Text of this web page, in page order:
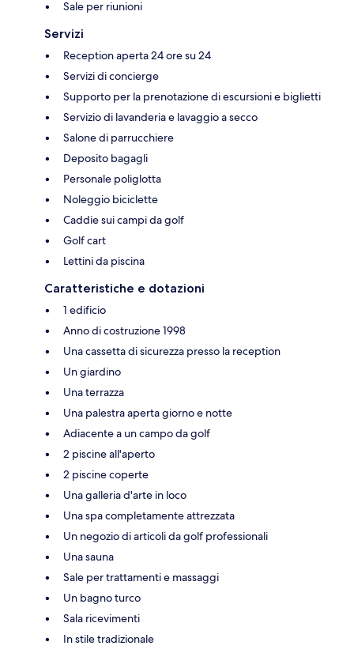
Sale per riunioni
Servizi
Reception aperta 24 ore su 24
Servizi di concierge
Supporto per la prenotazione di escursioni e biglietti
Servizio di lavanderia e lavaggio a secco
Salone di parrucchiere
Deposito bagagli
Personale poliglotta
Noleggio biciclette
Caddie sui campi da golf
Golf cart
Lettini da piscina
Caratteristiche e dotazioni
1 edificio
Anno di costruzione 1998
Una cassetta di sicurezza presso la reception
Un giardino
Una terrazza
Una palestra aperta giorno e notte
Adiacente a un campo da golf
2 piscine all'aperto
2 piscine coperte
Una galleria d'arte in loco
Una spa completamente attrezzata
Un negozio di articoli da golf professionali
Una sauna
Sale per trattamenti e massaggi
Un bagno turco
Sala ricevimenti
In stile tradizionale